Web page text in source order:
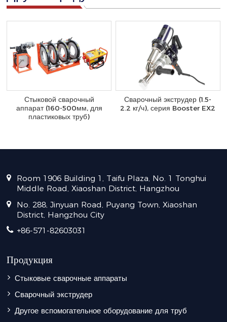
Стыковой сварочный
аппарат (160-500мм, для
пластиковых труб)
Сварочный экструдер (1.5-
2.2 кг/ч), серия Booster EX2
Room 1906 Building 1, Taifu Plaza, No. 1 Tonghui
Middle Road, Xiaoshan District, Hangzhou
No. 288, Jinyuan Road, Puyang Town, Xiaoshan
District, Hangzhou City
+86-571-82603031
Продукция
Стыковые сварочные аппараты
Сварочный экструдер
Другое вспомогательное оборудование для труб